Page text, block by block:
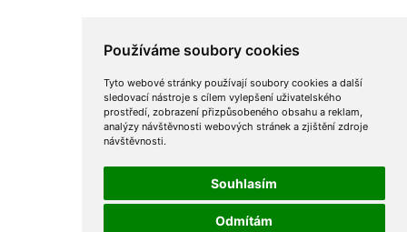
Používáme soubory cookies
Tyto webové stránky používají soubory cookies a další
sledovací nástroje s cílem vylepšení uživatelského
prostředí, zobrazení přizpůsobeného obsahu a reklam,
analýzy návštěvnosti webových stránek a zjištění zdroje
návštěvnosti.
Souhlasím
Odmítám